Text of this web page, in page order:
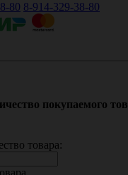
80 8-914-329-38-80
покупаемого
товара: